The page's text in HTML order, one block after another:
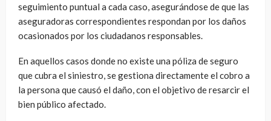
seguimiento puntual a cada caso, asegurándose de que las
aseguradoras correspondientes respondan por los daños
ocasionados por los ciudadanos responsables.
En aquellos casos donde no existe una póliza de seguro
que cubra el siniestro, se gestiona directamente el cobro a
la persona que causó el daño, con el objetivo de resarcir el
bien público afectado.